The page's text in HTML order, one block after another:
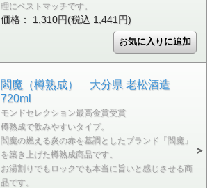
理にベストマッチです。
価格： 1,310円(税込 1,441円)
閻魔（樽熟成） 大分県 老松酒造
720ml
モンドセレクション最高金賞受賞
樽熟成で飲みやすいタイプ。
閻魔の燃える炎の赤を基調としたブランド「閻魔」
を築き上げた樽熟成商品です。
お湯割りでもロックでも本当に旨いと感じさせる商
品です。